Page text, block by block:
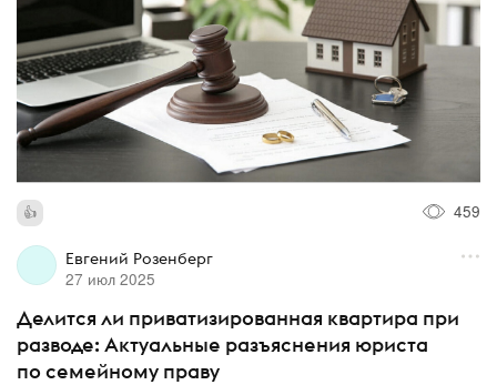
459
Евгений Розенберг
27 июл 2025
Делится ли приватизированная квартира при
разводе: Актуальные разъяснения юриста
по семейному праву